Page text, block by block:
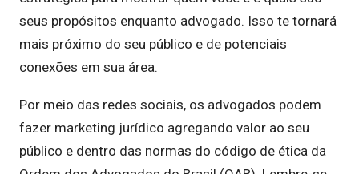
seus propósitos enquanto advogado. Isso te tornará
mais próximo do seu público e de potenciais
conexões em sua área.
Por meio das redes sociais, os advogados podem
fazer marketing jurídico agregando valor ao seu
público e dentro das normas do código de ética da